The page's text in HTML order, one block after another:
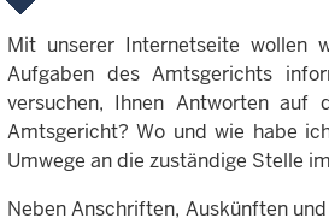
Mit unserer Internetseite wollen
Aufgaben des Amtsgerichts
versuchen, Ihnen Antworten
Amtsgericht? Wo und wie habe
Umwege an die zuständige Stelle
Neben Anschriften, Auskünften